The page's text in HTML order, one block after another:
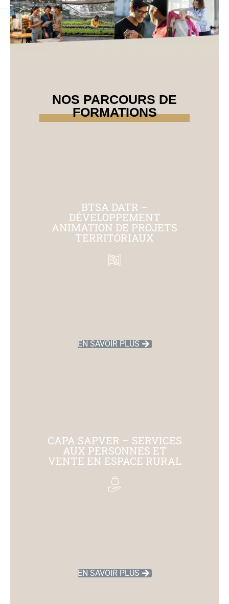
NOS PARCOURS DE
FORMATIONS
BTSA DATR –
DÉVELOPPEMENT
ANIMATION DE PROJETS
TERRITORIAUX
EN SAVOIR PLUS
CAPA SAPVER – SERVICES
AUX PERSONNES ET
VENTE EN ESPACE RURAL
EN SAVOIR PLUS